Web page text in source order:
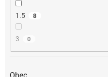
1.5 8
3 0